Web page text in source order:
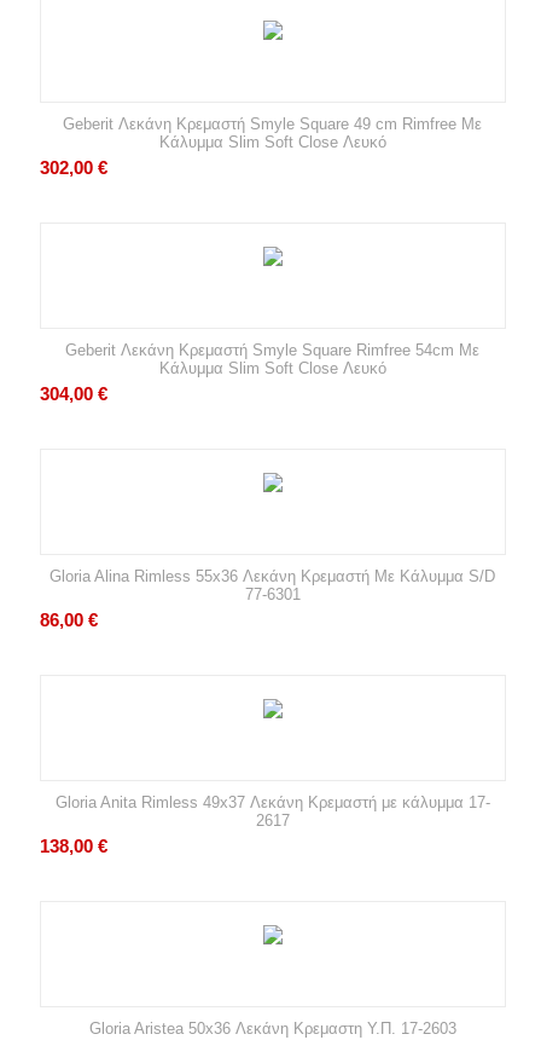
Geberit Λεκάνη Κρεμαστή Smyle Square 49 cm Rimfree Με
Κάλυμμα Slim Soft Close Λευκό
302,00 €
Geberit Λεκάνη Κρεμαστή Smyle Square Rimfree 54cm Με
Κάλυμμα Slim Soft Close Λευκό
304,00 €
Gloria Alina Rimless 55x36 Λεκάνη Κρεμαστή Με Κάλυμμα S/D
77-6301
86,00 €
Gloria Anita Rimless 49x37 Λεκάνη Κρεμαστή με κάλυμμα 17-
2617
138,00 €
Gloria Aristea 50x36 Λεκάνη Κρεμαστη Υ.Π. 17-2603